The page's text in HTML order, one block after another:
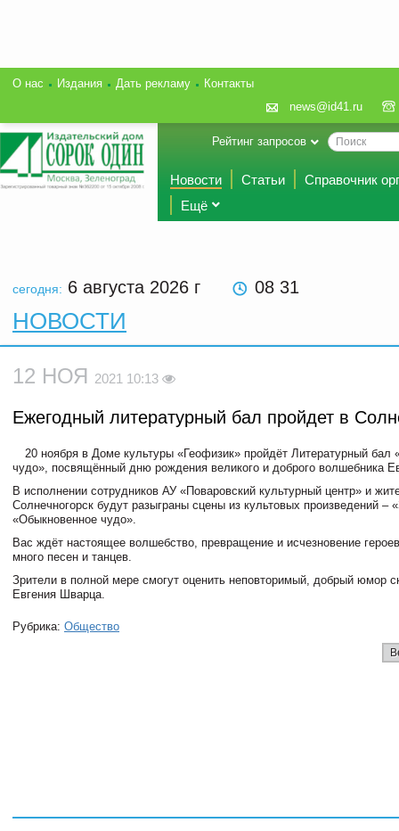
О нас Издания Дать рекламу
Контакты
news@id41.ru
Рейтинг запросов
Новости Статьи
Справочник
Ещё
сегодня: 6 августа 2026 г 08 31
НОВОСТИ
12 НОЯ 2021 10:13
Ежегодный литературный бал пройдет в
20 ноября в Доме культуры «Геофизик» пройдёт Литературный бал
чудо», посвящённый дню рождения великого и доброго волшебника
В исполнении сотрудников АУ «Поваровский культурный центр» и
Солнечногорск будут разыграны сцены из культовых произведений –
«Обыкновенное чудо».
Вас ждёт настоящее волшебство, превращение и исчезновение
много песен и танцев.
Зрители в полной мере смогут оценить неповторимый, добрый юмор
Евгения Шварца.
Рубрика: Общество